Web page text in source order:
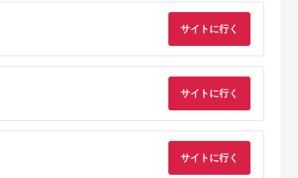
出典：ふるさとチョイ
出典：ふるさとプレミ
アム
出典：ふるさとチョ
静岡県 島田市
サイトに行く
サイトに行く
サイトに行く